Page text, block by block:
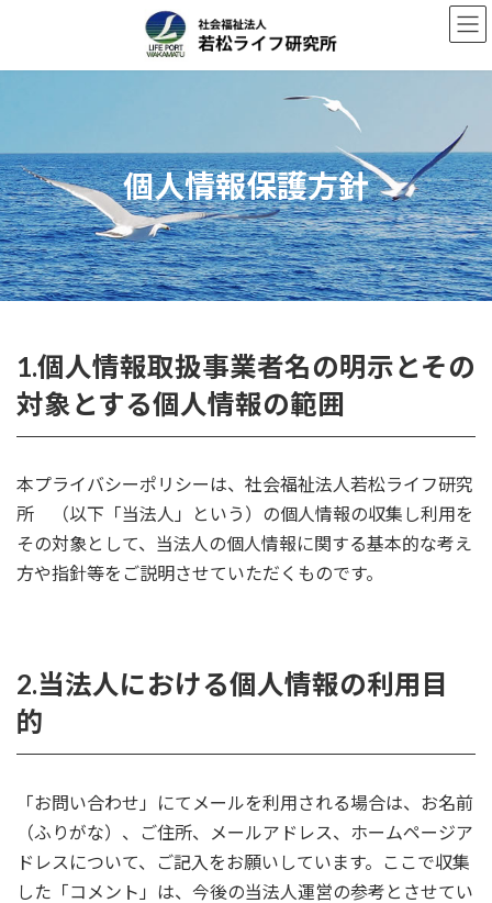
テ
ス
キ
ッ
プ
ゲ
ン
に
移
動
個人情報保護方針
1.個人情報取扱事業者名の明示とその
対象とする個人情報の範囲
本プライバシーポリシーは、社会福祉法人若松ライフ研究
所 （以下「当法人」という）の個人情報の収集し利用を
その対象として、当法人の個人情報に関する基本的な考え
方や指針等をご説明させていただくものです。
2.当法人における個人情報の利用目
的
「お問い合わせ」にてメールを利用される場合は、お名前
（ふりがな）、ご住所、メールアドレス、ホームページア
ドレスについて、ご記入をお願いしています。ここで収集
した「コメント」は、今後の当法人運営の参考とさせてい